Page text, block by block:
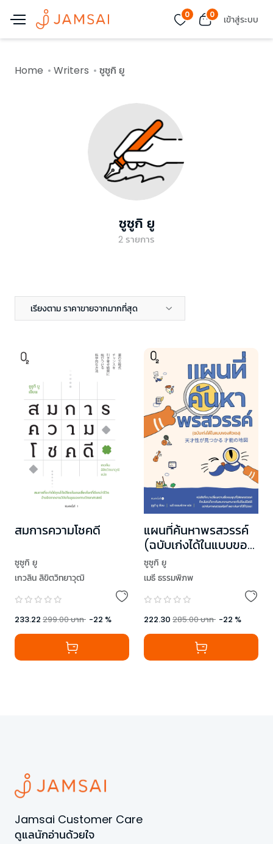
0 0 เข้าสู่ระบบ
Home Writers ซูซูกิ ยู
ซูซูกิ ยู
2รายการ
เรียงตาม ราคาขายจากมากที่สุด
สมการความโชคดี
ซูซูกิ ยู
เกวลิน ลิขิตวิทยาวุฒิ
233.22 299.00บาท -22 %
แผนที่ค้นหาพรสวรรค์
(ฉบับเก่งได้ในแบบของ
ตัวเอง)
ซูซูกิ ยู
เมธี ธรรมพิภพ
222.30 285.00บาท -22 %
Jamsai Customer Care
ดูแลนักอ่านด้วยใจ